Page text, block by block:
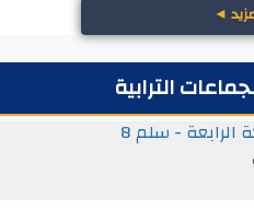
◄
الترابية
- سلم 8